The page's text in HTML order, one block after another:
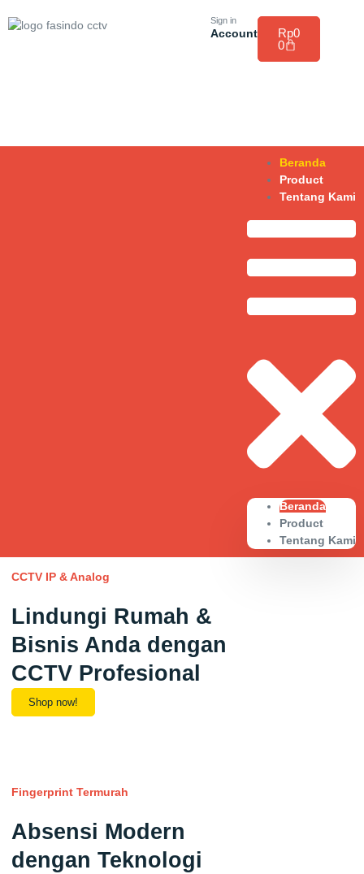
Sign in
Account Rp0
0
Beranda
Product
Tentang Kami
Beranda
Product
Tentang Kami
CCTV IP & Analog
Lindungi Rumah &
Bisnis Anda dengan
CCTV Profesional
Shop now!
Fingerprint Termurah
Absensi Modern
dengan Teknologi